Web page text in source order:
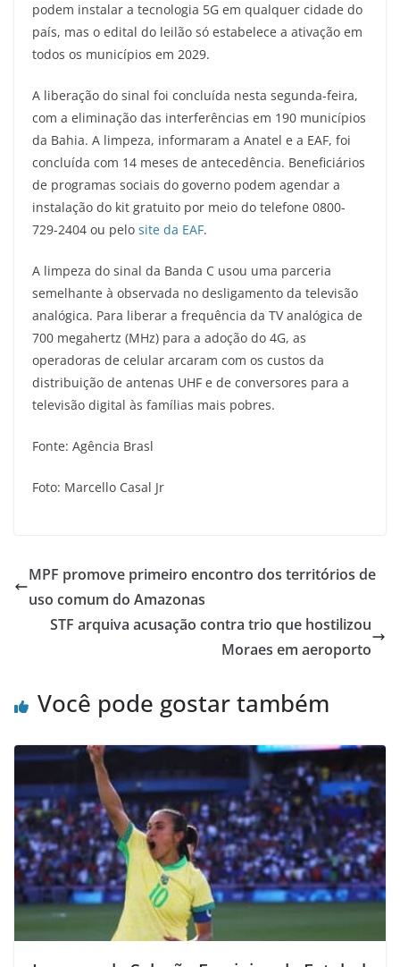
podem instalar a tecnologia 5G em qualquer cidade do
país, mas o edital do leilão só estabelece a ativação em
todos os municípios em 2029.
A liberação do sinal foi concluída nesta segunda-feira,
com a eliminação das interferências em 190 municípios
da Bahia. A limpeza, informaram a Anatel e a EAF, foi
concluída com 14 meses de antecedência. Beneficiários
de programas sociais do governo podem agendar a
instalação do kit gratuito por meio do telefone 0800-
729-2404 ou pelo site da EAF.
A limpeza do sinal da Banda C usou uma parceria
semelhante à observada no desligamento da televisão
analógica. Para liberar a frequência da TV analógica de
700 megahertz (MHz) para a adoção do 4G, as
operadoras de celular arcaram com os custos da
distribuição de antenas UHF e de conversores para a
televisão digital às famílias mais pobres.
Fonte: Agência Brasl
Foto: Marcello Casal Jr
MPF promove primeiro encontro dos territórios de
uso comum do Amazonas
STF arquiva acusação contra trio que hostilizou
Moraes em aeroporto
Você pode gostar também